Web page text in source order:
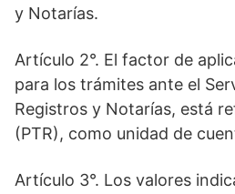
y Notarías.
Artículo 2°. El factor de
para los trámites ante el
Registros y Notarías, está
(PTR), como unidad de
Artículo 3°. Los valores